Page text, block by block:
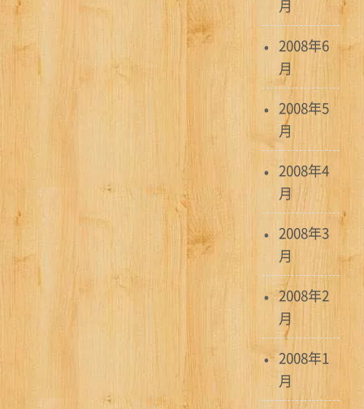
月
2008年6
月
2008年5
月
2008年4
月
2008年3
月
2008年2
月
2008年1
月